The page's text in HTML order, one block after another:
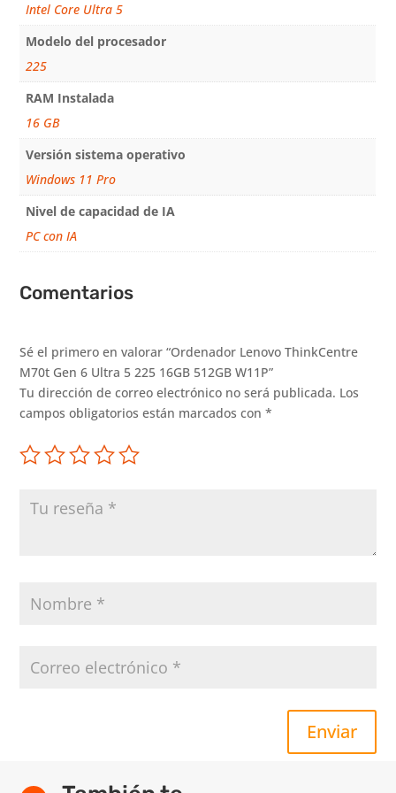
Intel Core Ultra 5
Modelo del procesador
225
RAM Instalada
16 GB
Versión sistema operativo
Windows 11 Pro
Nivel de capacidad de IA
PC con IA
Comentarios
Sé el primero en valorar “Ordenador Lenovo ThinkCentre
M70t Gen 6 Ultra 5 225 16GB 512GB W11P”
Tu dirección de correo electrónico no será publicada. Los
campos obligatorios están marcados con*
Enviar